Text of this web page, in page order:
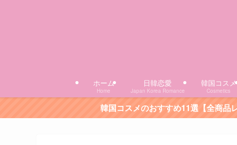
ホーム
Home
日韓恋愛
Japan Korea Romance
韓国コスメ
Cosmetics
韓国コスメのおすすめ11選【全商品レビュー付き！】